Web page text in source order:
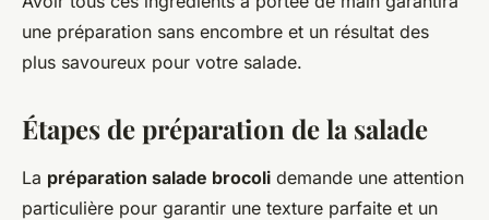
une préparation sans encombre et un résultat des
plus savoureux pour votre salade.
Étapes de préparation de la salade
La préparation salade brocoli demande une attention
particulière pour garantir une texture parfaite et un